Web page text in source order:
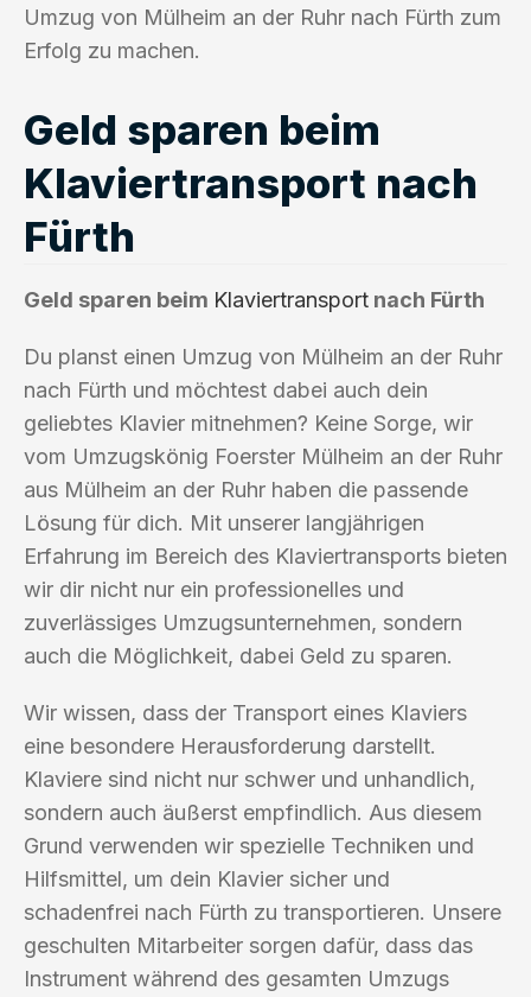
Umzug von Mülheim an der Ruhr nach Fürth zum
Erfolg zu machen.
Geld sparen beim
Klaviertransport nach
Fürth
Geld sparen beim Klaviertransport nach Fürth
Du planst einen Umzug von Mülheim an der Ruhr
nach Fürth und möchtest dabei auch dein
geliebtes Klavier mitnehmen? Keine Sorge, wir
vom Umzugskönig Foerster Mülheim an der Ruhr
aus Mülheim an der Ruhr haben die passende
Lösung für dich. Mit unserer langjährigen
Erfahrung im Bereich des Klaviertransports bieten
wir dir nicht nur ein professionelles und
zuverlässiges Umzugsunternehmen, sondern
auch die Möglichkeit, dabei Geld zu sparen.
Wir wissen, dass der Transport eines Klaviers
eine besondere Herausforderung darstellt.
Klaviere sind nicht nur schwer und unhandlich,
sondern auch äußerst empfindlich. Aus diesem
Grund verwenden wir spezielle Techniken und
Hilfsmittel, um dein Klavier sicher und
schadenfrei nach Fürth zu transportieren. Unsere
geschulten Mitarbeiter sorgen dafür, dass das
Instrument während des gesamten Umzugs